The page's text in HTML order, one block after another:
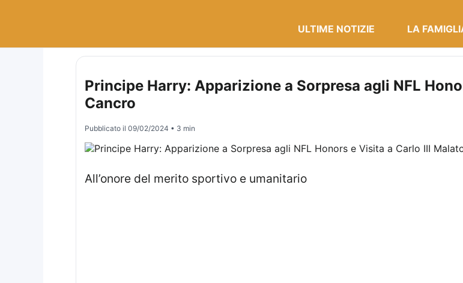
ULTIME NOTIZIE LA
Principe Harry: Apparizione a Sorpresa agli NFL
Cancro
Pubblicato il 09/02/2024 • 3 min
All’onore del merito sportivo e umanitario